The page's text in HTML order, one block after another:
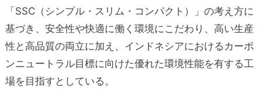
「SSC（シンプル・スリム・コンパクト）」の考え方に
基づき、安全性や快適に働く環境にこだわり、高い生産
性と高品質の両立に加え、インドネシアにおけるカーボ
ンニュートラル目標に向けた優れた環境性能を有する工
場を目指すとしている。